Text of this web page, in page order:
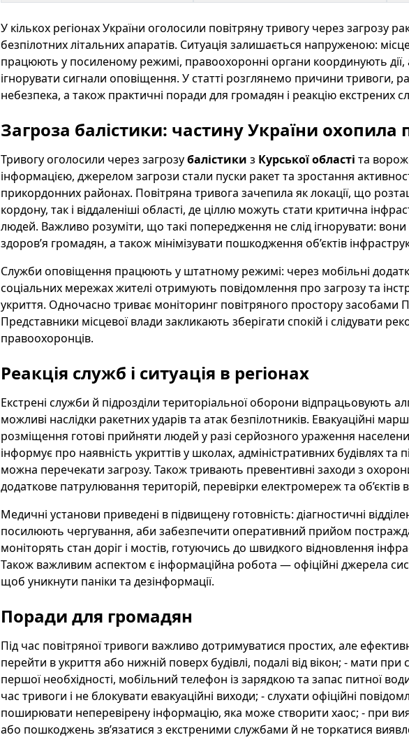
У кількох регіонах України оголосили повітряну тривогу через загрозу
безпілотних літальних апаратів. Ситуація залишається напруженою:
працюють у посиленому режимі, правоохоронні органи координують
ігнорувати сигнали оповіщення. У статті розглянемо причини тривоги,
небезпека, а також практичні поради для громадян і реакцію екстрених
Загроза балістики: частину України охопила
Тривогу оголосили через загрозубалістики з Курської області та
інформацією, джерелом загрози стали пуски ракет та зростання
прикордонних районах. Повітряна тривога зачепила як локації, що
кордону, так і віддаленіші області, де ціллю можуть стати критична
людей. Важливо розуміти, що такі попередження не слід ігнорувати: вони
здоров’я громадян, а також мінімізувати пошкодження об’єктів
Служби оповіщення працюють у штатному режимі: через мобільні
соціальних мережах жителі отримують повідомлення про загрозу та
укриття. Одночасно триває моніторинг повітряного простору
Представники місцевої влади закликають зберігати спокій і слідувати
правоохоронців.
Реакція служб і ситуація в регіонах
Екстрені служби й підрозділи територіальної оборони відпрацьовують
можливі наслідки ракетних ударів та атак безпілотників. Евакуаційні
розміщення готові прийняти людей у разі серйозного ураження
інформує про наявність укриттів у школах, адміністративних будівлях
можна перечекати загрозу. Також тривають превентивні заходи з
додаткове патрулювання територій, перевірки електромереж та об’єктів
Медичні установи приведені в підвищену готовність: діагностичні
посилюють чергування, аби забезпечити оперативний прийом
моніторять стан доріг і мостів, готуючись до швидкого відновлення
Також важливим аспектом є інформаційна робота — офіційні джерела
щоб уникнути паніки та дезінформації.
Поради для громадян
Під час повітряної тривоги важливо дотримуватися простих, але
перейти в укриття або нижній поверх будівлі, подалі від вікон; - мати
першої необхідності, мобільний телефон із зарядкою та запас питної
час тривоги і не блокувати евакуаційні виходи; - слухати офіційні
поширювати неперевірену інформацію, яка може створити хаос; - при
або пошкоджень зв’язатися з екстреними службами й не торкатися